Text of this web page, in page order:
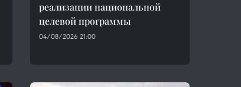
реализации национальной
целевой программы
04/08/2026 21:00